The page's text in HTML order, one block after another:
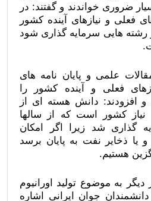
ضروری خواندند و گفتند: در
فعلی و نیازهای آینده کشور
رشته هایی سرمایه گذاری شود
علمی و پایان نامه های
فعلی و آینده کشور را
افزودند: دانش هسته ای از
کشور است که از سالها
گذاری شد زیرا اگر امکان
و یا ذخایر نفت به پایان برسد
هستیم.
دیگر به موضوع تولید اورانیوم
جوان ایرانی اشاره